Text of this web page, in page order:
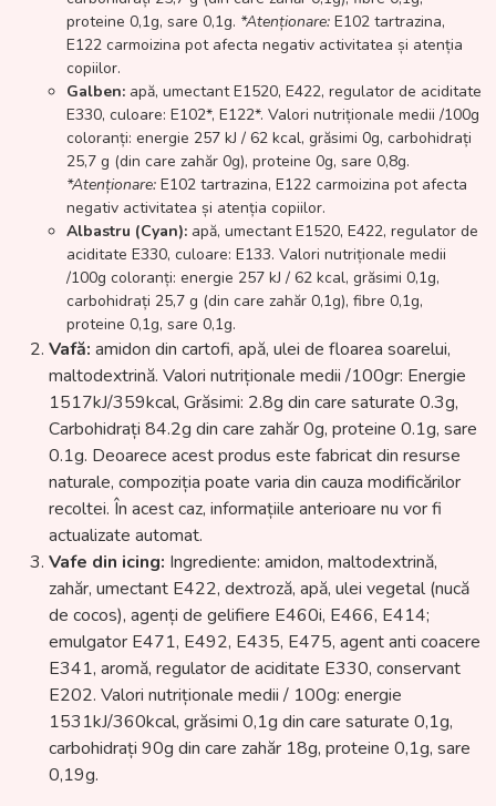
proteine 0,1g, sare 0,1g. *Atenționare: E102 tartrazina,
E122 carmoizina pot afecta negativ activitatea și atenția
copiilor.
Galben: apă, umectant E1520, E422, regulator de aciditate
E330, culoare: E102*, E122*. Valori nutriționale medii /100g
coloranți: energie 257 kJ / 62 kcal, grăsimi 0g, carbohidrați
25,7 g (din care zahăr 0g), proteine 0g, sare 0,8g.
*Atenționare: E102 tartrazina, E122 carmoizina pot afecta
negativ activitatea și atenția copiilor.
Albastru (Cyan): apă, umectant E1520, E422, regulator de
aciditate E330, culoare: E133. Valori nutriționale medii
/100g coloranți: energie 257 kJ / 62 kcal, grăsimi 0,1g,
carbohidrați 25,7 g (din care zahăr 0,1g), fibre 0,1g,
proteine 0,1g, sare 0,1g.
Vafă: amidon din cartofi, apă, ulei de floarea soarelui,
maltodextrină. Valori nutriționale medii /100gr: Energie
1517kJ/359kcal, Grăsimi: 2.8g din care saturate 0.3g,
Carbohidrați 84.2g din care zahăr 0g, proteine 0.1g, sare
0.1g. Deoarece acest produs este fabricat din resurse
naturale, compoziția poate varia din cauza modificărilor
recoltei. În acest caz, informațiile anterioare nu vor fi
actualizate automat.
Vafe din icing: Ingrediente: amidon, maltodextrină,
zahăr, umectant E422, dextroză, apă, ulei vegetal (nucă
de cocos), agenți de gelifiere E460i, E466, E414;
emulgator E471, E492, E435, E475, agent anti coacere
E341, aromă, regulator de aciditate E330, conservant
E202. Valori nutriționale medii / 100g: energie
1531kJ/360kcal, grăsimi 0,1g din care saturate 0,1g,
carbohidrați 90g din care zahăr 18g, proteine 0,1g, sare
0,19g.